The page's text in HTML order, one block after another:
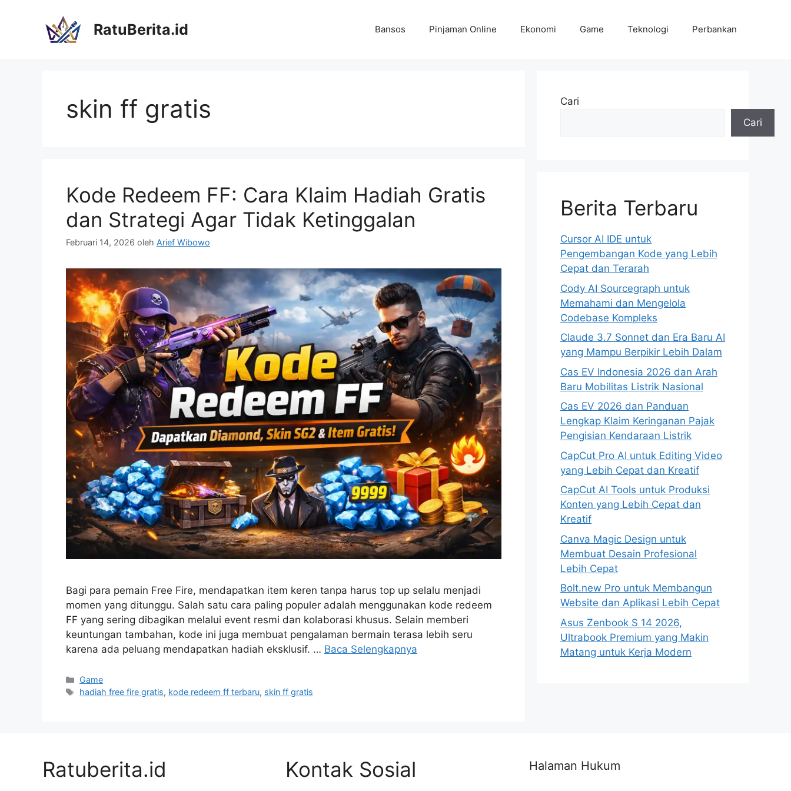
RatuBerita.id Bansos Pinjaman Online Ekonomi Game Teknologi Perbankan
skin ff gratis
Kode Redeem FF: Cara Klaim Hadiah Gratis
dan Strategi Agar Tidak Ketinggalan
Februari 14, 2026 oleh Arief Wibowo
Bagi para pemain Free Fire, mendapatkan item keren tanpa harus top up selalu menjadi
momen yang ditunggu. Salah satu cara paling populer adalah menggunakan kode redeem
FF yang sering dibagikan melalui event resmi dan kolaborasi khusus. Selain memberi
keuntungan tambahan, kode ini juga membuat pengalaman bermain terasa lebih seru
karena ada peluang mendapatkan hadiah eksklusif. … Baca Selengkapnya
Kategori
Game
Tag
hadiah free fire gratis, kode redeem ff terbaru, skin ff gratis
Cari
Cari
Berita Terbaru
Cursor AI IDE untuk
Pengembangan Kode yang Lebih
Cepat dan Terarah
Cody AI Sourcegraph untuk
Memahami dan Mengelola
Codebase Kompleks
Claude 3.7 Sonnet dan Era Baru AI
yang Mampu Berpikir Lebih Dalam
Cas EV Indonesia 2026 dan Arah
Baru Mobilitas Listrik Nasional
Cas EV 2026 dan Panduan
Lengkap Klaim Keringanan Pajak
Pengisian Kendaraan Listrik
CapCut Pro AI untuk Editing Video
yang Lebih Cepat dan Kreatif
CapCut AI Tools untuk Produksi
Konten yang Lebih Cepat dan
Kreatif
Canva Magic Design untuk
Membuat Desain Profesional
Lebih Cepat
Bolt.new Pro untuk Membangun
Website dan Aplikasi Lebih Cepat
Asus Zenbook S 14 2026,
Ultrabook Premium yang Makin
Matang untuk Kerja Modern
Ratuberita.id Kontak Sosial Halaman Hukum